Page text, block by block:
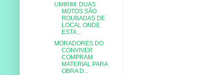
UMIRIM: DUAS
MOTOS SÃO
ROUBADAS DE
LOCAL ONDE
ESTA...
MORADORES DO
CONVIVER
COMPRAM
MATERIAL PARA
OBRA D...